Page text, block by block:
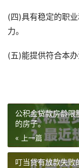
(四)具有稳定的职
力。
(五)能提供符合本
公积金贷款房龄限
的房子。
« 上一篇
叮当贷有放款失败